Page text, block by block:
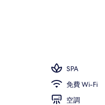
SPA
免費 Wi-Fi
空調